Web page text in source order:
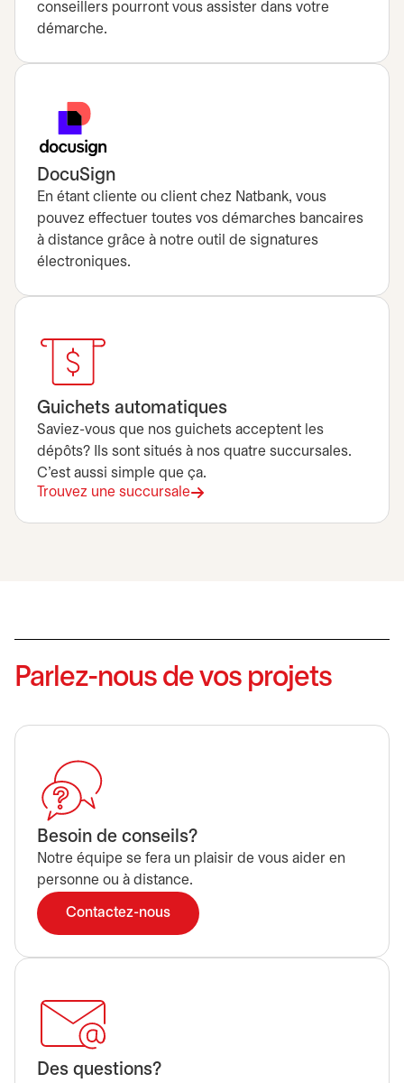
conseillers pourront vous assister dans votre
démarche.
DocuSign
En étant cliente ou client chez Natbank, vous
pouvez effectuer toutes vos démarches bancaires
à distance grâce à notre outil de signatures
électroniques.
Guichets automatiques
Saviez-vous que nos guichets acceptent les
dépôts? Ils sont situés à nos quatre succursales.
C’est aussi simple que ça.
Trouvez une succursale
Parlez-nous de vos projets
Besoin de conseils?
Notre équipe se fera un plaisir de vous aider en
personne ou à distance.
Contactez-nous
Des questions?